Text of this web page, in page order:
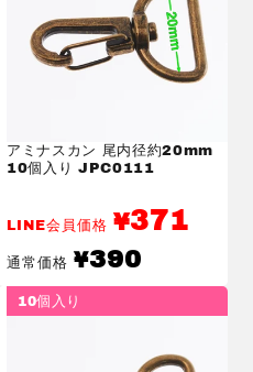
アミナスカン 尾内径約20mm
10個入り JPC0111
LINE会員価格 ¥371
通常価格
通
常
価
格
¥390
10個入り